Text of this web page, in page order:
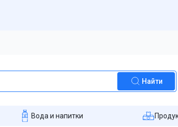
Найти
Вода и напитки